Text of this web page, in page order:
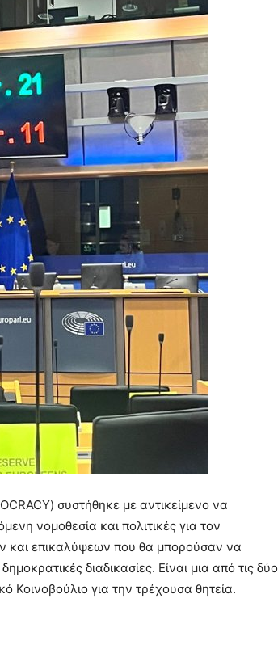
συστήθηκε με αντικείμενο να
νομοθεσία και πολιτικές για τον
και επικαλύψεων που θα μπορούσαν να
διαδικασίες. Είναι μια από τις δύο
Κοινοβούλιο για την τρέχουσα θητεία.